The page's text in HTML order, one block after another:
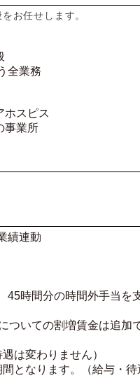
お任せします。
全業務
ホスピス
事業所
績連動
45時間分の時間外手当を
ついての割増賃金は追加
は変わりません）
となります。（給与・待